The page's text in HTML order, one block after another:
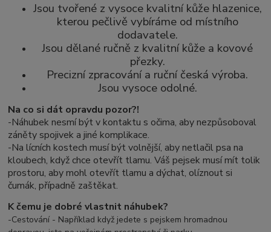
Jsou tvořené z vysoce kvalitní kůže hlazenice,
kterou pečlivě vybíráme od místního
dodavatele.
Jsou dělané ručně z kvalitní kůže a kovové
přezky.
Precizní zpracování a ruční česká výroba.
Jsou vysoce odolné.
Na co si dát opravdu pozor?!
-Náhubek nesmí být v kontaktu s očima, aby nezpůsoboval
záněty spojivek a jiné komplikace.
-Na lícních kostech musí být volnější, aby netlačil psa na
kloubech, když chce otevřít tlamu. Váš pejsek musí mít tolik
prostoru, aby mohl otevřít tlamu a dýchat, olíznout si
čumák, případně zaštěkat.
K čemu je dobré vlastnit náhubek?
-Cestování - Například když jedete s pejskem hromadnou